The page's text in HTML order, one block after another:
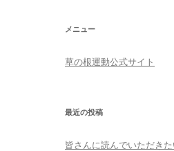
メニュー
草の根運動公式サイト
最近の投稿
皆さんに読んでいただき